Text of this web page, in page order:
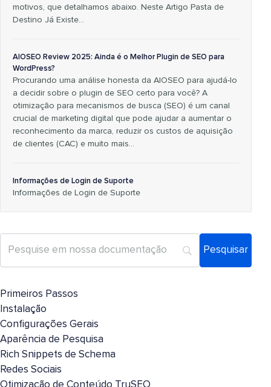
motivos, que detalhamos abaixo. Neste Artigo Pasta de
Destino Já Existe…
AIOSEO Review 2025: Ainda é o Melhor Plugin de SEO para
WordPress?
Procurando uma análise honesta da AIOSEO para ajudá-lo
a decidir sobre o plugin de SEO certo para você? A
otimização para mecanismos de busca (SEO) é um canal
crucial de marketing digital que pode ajudar a aumentar o
reconhecimento da marca, reduzir os custos de aquisição
de clientes (CAC) e muito mais…
Informações de Login de Suporte
Informações de Login de Suporte
Primeiros Passos
Instalação
Configurações Gerais
Aparência de Pesquisa
Rich Snippets de Schema
Redes Sociais
Otimização de Conteúdo TruSEO